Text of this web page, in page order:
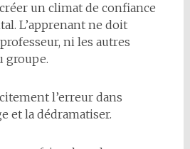
un climat de confiance
L’apprenant ne doit
ni les autres
groupe.
l’erreur dans
et la dédramatiser.